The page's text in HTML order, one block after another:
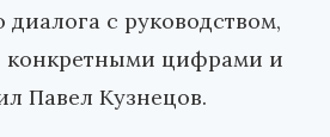
диалога с руководством,
конкретными цифрами и
Павел Кузнецов.